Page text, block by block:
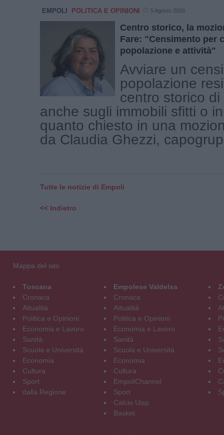
EMPOLI POLITICA E OPINIONI 5 Agosto 2026
Centro storico, la
Fare: "Censimento per
popolazione e attività"
Avviare un
popolazione
centro storico
anche sugli immobili sfitti o
quanto chiesto in una
da Claudia Ghezzi,
Tutte le notizie di Empoli
<< Indietro
Mappa del sito
Toscana
Cronaca
Attualità
Politica e Opinioni
Economia e Lavoro
Sanità
Scuola e Università
Economia
Cultura
Sport
dalla Regione
Empolese Valdelsa
Cronaca
Attualità
Politica e Opinioni
Economia e Lavoro
Sanità
Scuola e Università
Economia
Cultura
EmpoliChannel
Sport
Calcio Uisp
Basket